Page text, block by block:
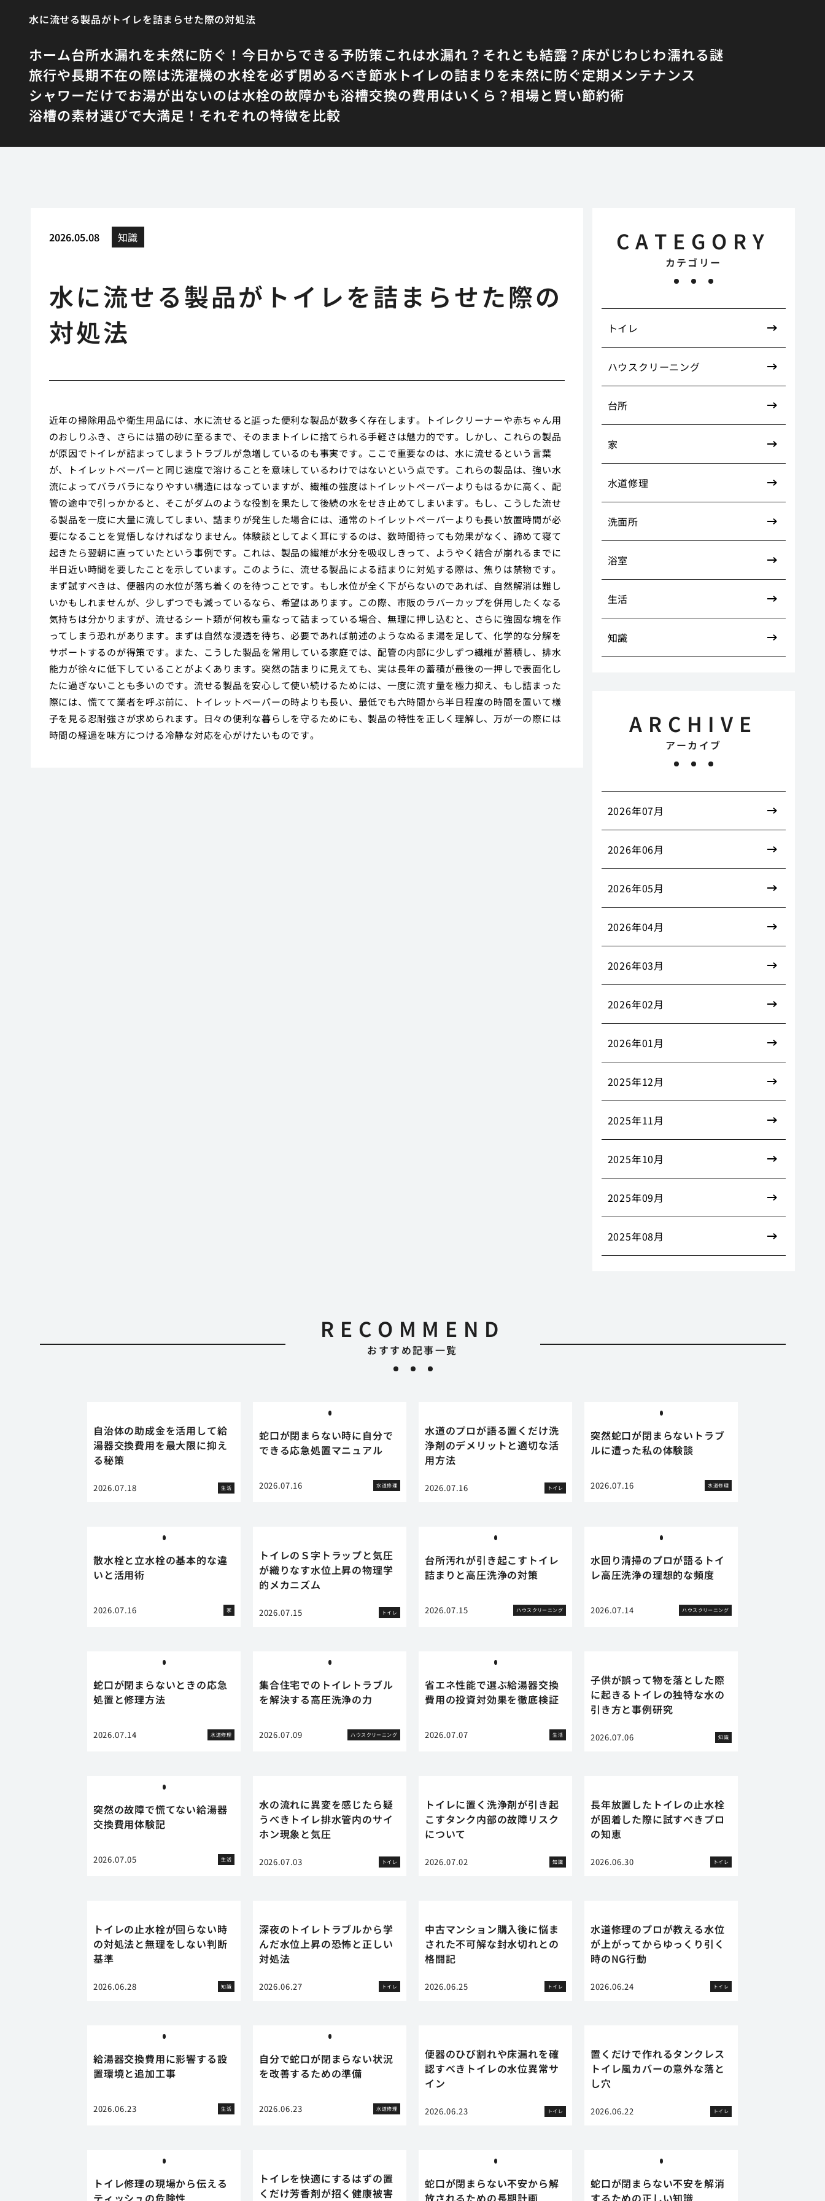
水に流せる製品がトイレを詰まらせた際の対処法
ホーム台所水漏れを未然に防ぐ！今日からできる予防策これは水漏れ？それとも結露？床がじわじわ濡れる謎
旅行や長期不在の際は洗濯機の水栓を必ず閉めるべき節水トイレの詰まりを未然に防ぐ定期メンテナンス
シャワーだけでお湯が出ないのは水栓の故障かも浴槽交換の費用はいくら？相場と賢い節約術
浴槽の素材選びで大満足！それぞれの特徴を比較
2026.05.08 知識
水に流せる製品がトイレを詰まらせた際の
対処法
近年の掃除用品や衛生用品には、水に流せると謳った便利な製品が数多く存在します。トイレクリーナーや赤ちゃん用
のおしりふき、さらには猫の砂に至るまで、そのままトイレに捨てられる手軽さは魅力的です。しかし、これらの製品
が原因でトイレが詰まってしまうトラブルが急増しているのも事実です。ここで重要なのは、水に流せるという言葉
が、トイレットペーパーと同じ速度で溶けることを意味しているわけではないという点です。これらの製品は、強い水
流によってバラバラになりやすい構造にはなっていますが、繊維の強度はトイレットペーパーよりもはるかに高く、配
管の途中で引っかかると、そこがダムのような役割を果たして後続の水をせき止めてしまいます。もし、こうした流せ
る製品を一度に大量に流してしまい、詰まりが発生した場合には、通常のトイレットペーパーよりも長い放置時間が必
要になることを覚悟しなければなりません。体験談としてよく耳にするのは、数時間待っても効果がなく、諦めて寝て
起きたら翌朝に直っていたという事例です。これは、製品の繊維が水分を吸収しきって、ようやく結合が崩れるまでに
半日近い時間を要したことを示しています。このように、流せる製品による詰まりに対処する際は、焦りは禁物です。
まず試すべきは、便器内の水位が落ち着くのを待つことです。もし水位が全く下がらないのであれば、自然解消は難し
いかもしれませんが、少しずつでも減っているなら、希望はあります。この際、市販のラバーカップを併用したくなる
気持ちは分かりますが、流せるシート類が何枚も重なって詰まっている場合、無理に押し込むと、さらに強固な塊を作
ってしまう恐れがあります。まずは自然な浸透を待ち、必要であれば前述のようなぬるま湯を足して、化学的な分解を
サポートするのが得策です。また、こうした製品を常用している家庭では、配管の内部に少しずつ繊維が蓄積し、排水
能力が徐々に低下していることがよくあります。突然の詰まりに見えても、実は長年の蓄積が最後の一押しで表面化し
たに過ぎないことも多いのです。流せる製品を安心して使い続けるためには、一度に流す量を極力抑え、もし詰まった
際には、慌てて業者を呼ぶ前に、トイレットペーパーの時よりも長い、最低でも六時間から半日程度の時間を置いて様
子を見る忍耐強さが求められます。日々の便利な暮らしを守るためにも、製品の特性を正しく理解し、万が一の際には
時間の経過を味方につける冷静な対応を心がけたいものです。
RECOMMEND
おすすめ記事一覧
自治体の助成金を活用して給
湯器交換費用を最大限に抑え
る秘策
2026.07.18 生活
蛇口が閉まらない時に自分で
できる応急処置マニュアル
2026.07.16 水道修理
水道のプロが語る置くだけ洗
浄剤のデメリットと適切な活
用方法
2026.07.16 トイレ
突然蛇口が閉まらないトラブ
ルに遭った私の体験談
2026.07.16 水道修理
散水栓と立水栓の基本的な違
いと活用術
2026.07.16 家
トイレのＳ字トラップと気圧
が織りなす水位上昇の物理学
的メカニズム
2026.07.15 トイレ
台所汚れが引き起こすトイレ
詰まりと高圧洗浄の対策
2026.07.15 ハウスクリーニング
水回り清掃のプロが語るトイ
レ高圧洗浄の理想的な頻度
2026.07.14 ハウスクリーニング
蛇口が閉まらないときの応急
処置と修理方法
2026.07.14 水道修理
集合住宅でのトイレトラブル
を解決する高圧洗浄の力
2026.07.09 ハウスクリーニング
省エネ性能で選ぶ給湯器交換
費用の投資対効果を徹底検証
2026.07.07 生活
子供が誤って物を落とした際
に起きるトイレの独特な水の
引き方と事例研究
2026.07.06 知識
突然の故障で慌てない給湯器
交換費用体験記
2026.07.05 生活
水の流れに異変を感じたら疑
うべきトイレ排水管内のサイ
ホン現象と気圧
2026.07.03 トイレ
トイレに置く洗浄剤が引き起
こすタンク内部の故障リスク
について
2026.07.02 知識
長年放置したトイレの止水栓
が固着した際に試すべきプロ
の知恵
2026.06.30 トイレ
トイレの止水栓が回らない時
の対処法と無理をしない判断
基準
2026.06.28 知識
深夜のトイレトラブルから学
んだ水位上昇の恐怖と正しい
対処法
2026.06.27 トイレ
中古マンション購入後に悩ま
された不可解な封水切れとの
格闘記
2026.06.25 トイレ
水道修理のプロが教える水位
が上がってからゆっくり引く
時のNG行動
2026.06.24 トイレ
給湯器交換費用に影響する設
置環境と追加工事
2026.06.23 生活
自分で蛇口が閉まらない状況
を改善するための準備
2026.06.23 水道修理
便器のひび割れや床漏れを確
認すべきトイレの水位異常サ
イン
2026.06.23 トイレ
置くだけで作れるタンクレス
トイレ風カバーの意外な落と
し穴
2026.06.22 トイレ
トイレ修理の現場から伝える
ティッシュの危険性
トイレを快適にするはずの置
くだけ芳香剤が招く健康被害
蛇口が閉まらない不安から解
放されるための長期計画
蛇口が閉まらない不安を解消
するための正しい知識
CATEGORY
カテゴリー
トイレ
ハウスクリーニング
台所
家
水道修理
洗面所
浴室
生活
知識
ARCHIVE
アーカイブ
2026年07月
2026年06月
2026年05月
2026年04月
2026年03月
2026年02月
2026年01月
2025年12月
2025年11月
2025年10月
2025年09月
2025年08月